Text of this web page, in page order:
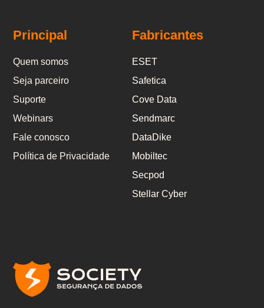
Fabricantes
ESET
Safetica
Cove Data
Sendmarc
DataDike
Mobiltec
Secpod
Stellar Cyber
Principal
Quem somos
Seja parceiro
Suporte
Webinars
Fale conosco
Política de Privacidade